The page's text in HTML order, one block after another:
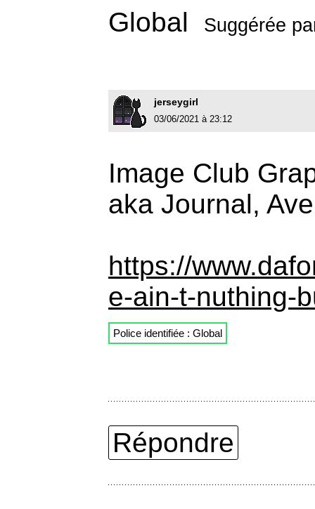
Global Suggérée
jerseygirl
03/06/2021 à 23:12
Image Club
aka Journal,
https://
e-ain-t-nuthing-
Police identifiée : Global
Répondre